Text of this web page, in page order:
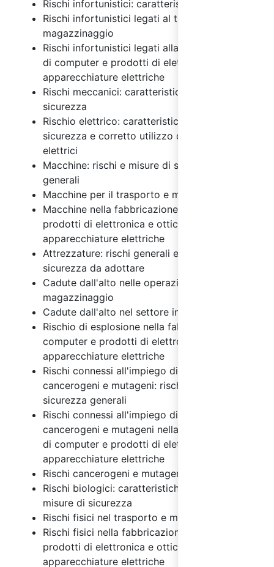
Rischi infortunistici: caratteristiche
Rischi infortunistici legati al trasporto e
magazzinaggio
Rischi infortunistici legati alla fabbricazione
di computer e prodotti di elettronica e ottica,
apparecchiature elettriche
Rischi meccanici: caratteristiche e misure di
sicurezza
Rischio elettrico: caratteristiche, misure di
sicurezza e corretto utilizzo degli impianti
elettrici
Macchine: rischi e misure di sicurezza
generali
Macchine per il trasporto e magazzinaggio
Macchine nella fabbricazione di computer e
prodotti di elettronica e ottica,
apparecchiature elettriche
Attrezzature: rischi generali e misure di
sicurezza da adottare
Cadute dall'alto nelle operazioni di
magazzinaggio
Cadute dall'alto nel settore industriale
Rischio di esplosione nella fabbricazione di
computer e prodotti di elettronica e ottica,
apparecchiature elettriche
Rischi connessi all'impiego di agenti chimici,
cancerogeni e mutageni: rischi e misure di
sicurezza generali
Rischi connessi all'impiego di agenti chimici,
cancerogeni e mutageni nella fabbricazione
di computer e prodotti di elettronica e ottica,
apparecchiature elettriche
Rischi cancerogeni e mutageni
Rischi biologici: caratteristiche generali e
misure di sicurezza
Rischi fisici nel trasporto e magazzinaggio
Rischi fisici nella fabbricazione di computer e
prodotti di elettronica e ottica,
apparecchiature elettriche